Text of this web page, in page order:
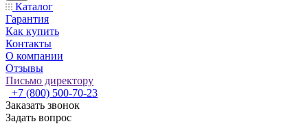
Каталог
Гарантия
Как купить
Контакты
О компании
Отзывы
Письмо директору
+7 (800) 500-70-23
Заказать звонок
Задать вопрос